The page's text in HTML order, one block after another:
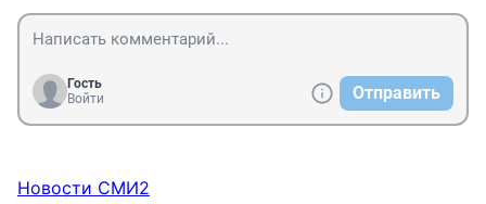
Гость
Войти
Отправить
Новости СМИ2